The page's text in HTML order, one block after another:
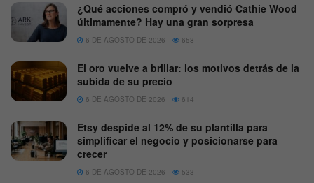
¿Qué acciones compró y vendió Cathie Wood
últimamente? Hay una gran sorpresa
6 DE AGOSTO DE 2026 658
El oro vuelve a brillar: los motivos detrás de la
subida de su precio
6 DE AGOSTO DE 2026 614
Etsy despide al 12% de su plantilla para
simplificar el negocio y posicionarse para
crecer
6 DE AGOSTO DE 2026 533